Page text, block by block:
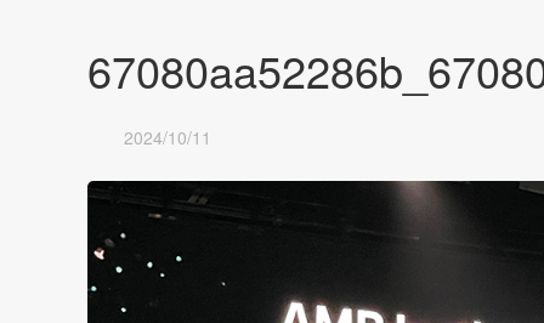
2024/10/11